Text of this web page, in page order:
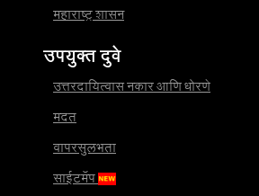
महाराष्ट्र शासन
उपयुक्त दुवे
उत्तरदायित्वास नकार आणि धोरणे
मदत
वापरसुलभता
साईटमॅप